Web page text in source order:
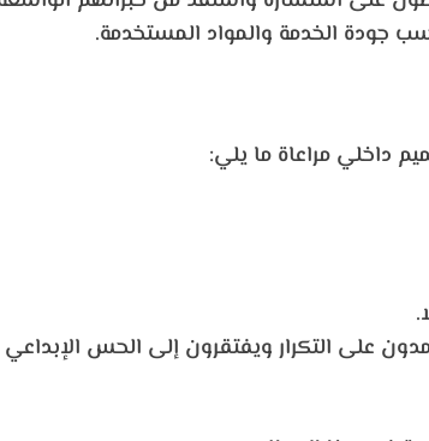
جودة الخدمة والمواد المستخدمة.
داخلي مراعاة ما يلي:
على التكرار ويفتقرون إلى الحس